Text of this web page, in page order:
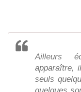
Ailleurs
apparaître,
seuls